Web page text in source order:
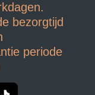
bezorgtijd
periode